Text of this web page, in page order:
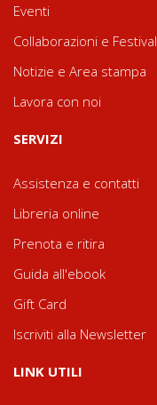
Eventi
Collaborazioni e Festival
Notizie e Area stampa
Lavora con noi
SERVIZI
Assistenza e contatti
Libreria online
Prenota e ritira
Guida all'ebook
Gift Card
Iscriviti alla Newsletter
LINK UTILI